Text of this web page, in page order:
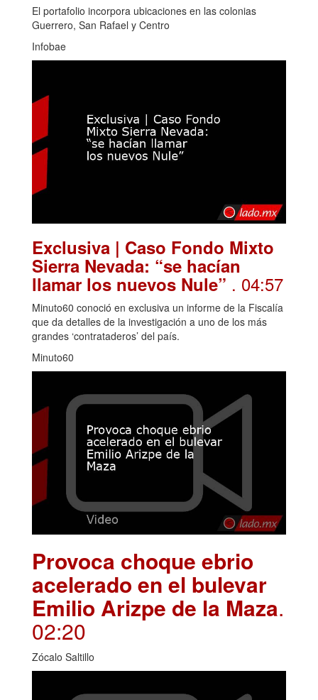
El portafolio incorpora ubicaciones en las colonias
Guerrero, San Rafael y Centro
Infobae
Exclusiva | Caso Fondo Mixto
Sierra Nevada: “se hacían
llamar los nuevos Nule” . 04:57
Minuto60 conoció en exclusiva un informe de la Fiscalía
que da detalles de la investigación a uno de los más
grandes ‘contrataderos’ del país.
Minuto60
Provoca choque ebrio
acelerado en el bulevar
Emilio Arizpe de la Maza.
02:20
Zócalo Saltillo